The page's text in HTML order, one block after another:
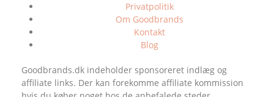
Privatpolitik
Om Goodbrands
Kontakt
Blog
Goodbrands.dk indeholder sponsoreret indlæg og
affiliate links. Der kan forekomme affiliate kommission